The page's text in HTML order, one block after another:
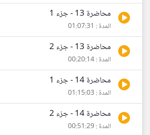
محاضرة 13 - جزء 1
المدة : 01:07:31
محاضرة 13 - جزء 2
المدة : 00:20:14
محاضرة 14 - جزء 1
المدة : 01:15:03
محاضرة 14 - جزء 2
المدة : 00:51:29